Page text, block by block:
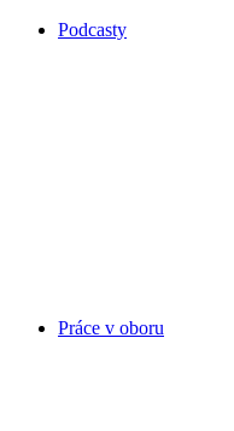
Podcasty
Práce v oboru